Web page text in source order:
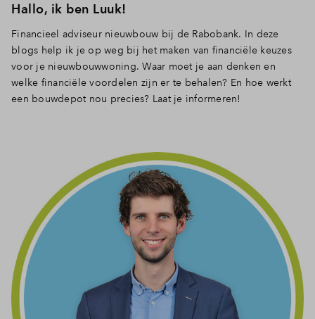
Hallo, ik ben Luuk!
Financieel adviseur nieuwbouw bij de Rabobank. In deze
blogs help ik je op weg bij het maken van financiële keuzes
voor je nieuwbouwwoning. Waar moet je aan denken en
welke financiële voordelen zijn er te behalen? En hoe werkt
een bouwdepot nou precies? Laat je informeren!